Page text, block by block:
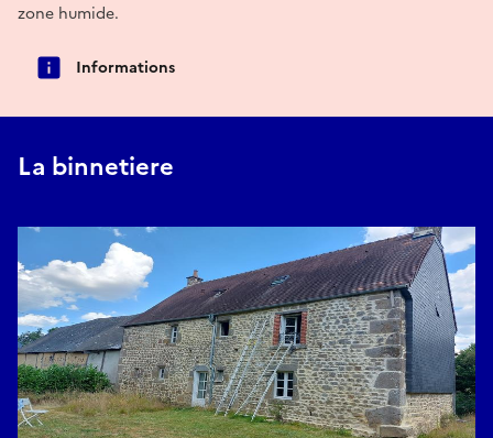
zone humide.
Informations
La binnetiere